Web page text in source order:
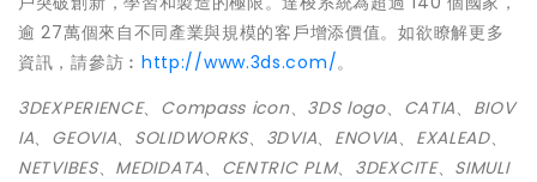
逾 27萬個來自不同產業與規模的客戶增添價值。如欲瞭解更多
資訊，請參訪︰ http://www.3ds.com/。
3DEXPERIENCE、 Compass icon、 3DS logo、 CATIA、 BIOV
IA、 GEOVIA、 SOLIDWORKS、 3DVIA、 ENOVIA、 EXALEAD、
NETVIBES、 MEDIDATA、 CENTRIC PLM、 3DEXCITE、 SIMULI